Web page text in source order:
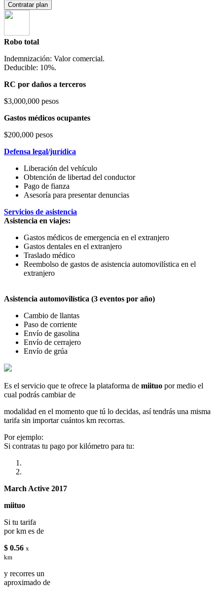
Contratar plan
Robo total
Indemnización: Valor comercial.
Deducible: 10%.
RC por daños a terceros
$3,000,000 pesos
Gastos médicos ocupantes
$200,000 pesos
Defensa legal/jurídica
Liberación del vehículo
Obtención de libertad del conductor
Pago de fianza
Asesoría para presentar denuncias
Servicios de asistencia
Asistencia en viajes:
Gastos médicos de emergencia en el extranjero
Gastos dentales en el extranjero
Traslado médico
Reembolso de gastos de asistencia automovilística en el
extranjero
Asistencia automovilística (3 eventos por año)
Cambio de llantas
Paso de corriente
Envío de gasolina
Envío de cerrajero
Envío de grúa
Es el servicio que te ofrece la plataforma de miituo por medio el
cual podrás cambiar de
modalidad en el momento que tú lo decidas, así tendrás una misma
tarifa sin importar cuántos km recorras.
Por ejemplo:
Si contratas tu pago por kilómetro para tu:
March Active 2017
miituo
Si tu tarifa
por km es de
$ 0.56 x
km
y recorres un
aproximado de